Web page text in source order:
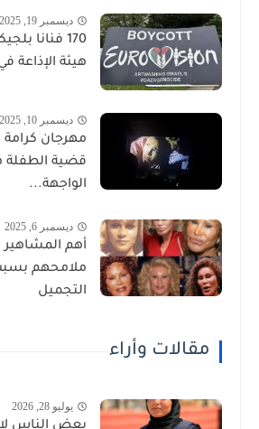
ديسمبر 19, 2025
170 فنانا
هيئة الإذاعة
ديسمبر 10, 2025
مهرجان كرامة
قضية الطفلة
الواجهة...
ديسمبر 6, 2025
أهم
ملامحهم
التجميل
مقالات وأراء
يوليو 28, 2026